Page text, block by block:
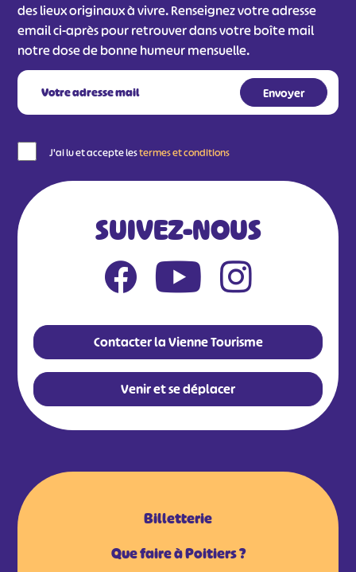
des lieux originaux à vivre. Renseignez votre adresse
email ci-après pour retrouver dans votre boîte mail
notre dose de bonne humeur mensuelle.
J'ai lu et accepte lestermes et conditions
SUIVEZ-NOUS
Contacter la Vienne Tourisme
Venir et se déplacer
Billetterie
Que faire à Poitiers ?
#
#
#